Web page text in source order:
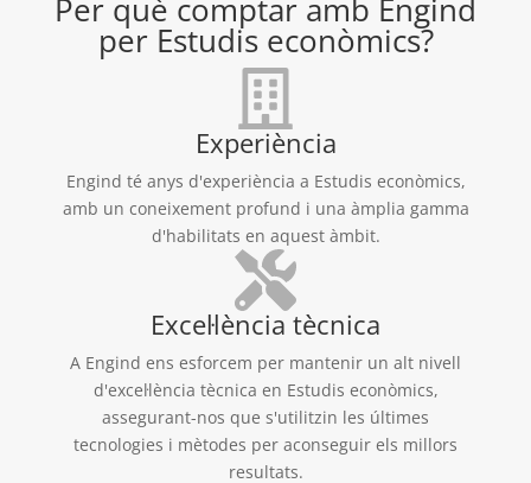
Per què comptar amb Engind
per Estudis econòmics?
Experiència
Engind té anys d'experiència a Estudis econòmics,
amb un coneixement profund i una àmplia gamma
d'habilitats en aquest àmbit.
Excel·lència tècnica
A Engind ens esforcem per mantenir un alt nivell
d'excel·lència tècnica en Estudis econòmics,
assegurant-nos que s'utilitzin les últimes
tecnologies i mètodes per aconseguir els millors
resultats.